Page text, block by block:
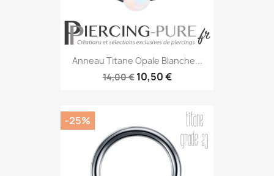
Anneau Titane Opale Blanche...
14,00 € 10,50 €
-25%